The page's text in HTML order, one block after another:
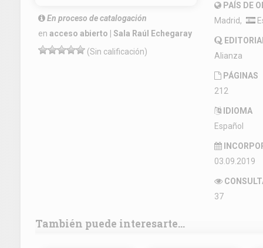
En proceso de catalogación
en acceso abierto | Sala Raúl Echegaray
(Sin calificación)
PAÍS DE
Madrid,
Alianza
PÁGINAS
212
IDIOMA
Español
03.09.2019
37
También puede interesarte...